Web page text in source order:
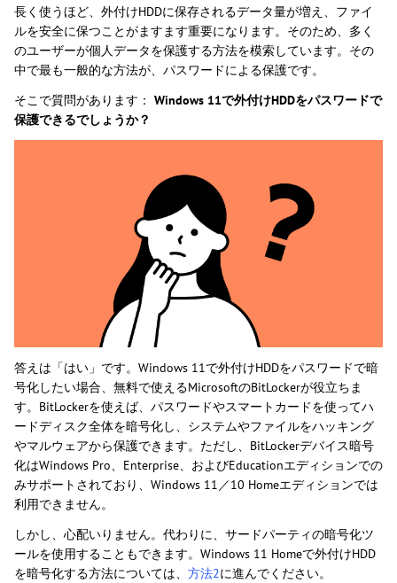
長く使うほど、外付けHDDに保存されるデータ量が増え、ファイ
ルを安全に保つことがますます重要になります。そのため、多く
のユーザーが個人データを保護する方法を模索しています。その
中で最も一般的な方法が、パスワードによる保護です。
そこで質問があります： Windows 11で外付けHDDをパスワードで
保護できるでしょうか？
答えは「はい」です。Windows 11で外付けHDDをパスワードで暗
号化したい場合、無料で使えるMicrosoftのBitLockerが役立ちま
す。BitLockerを使えば、パスワードやスマートカードを使ってハ
ードディスク全体を暗号化し、システムやファイルをハッキング
やマルウェアから保護できます。ただし、BitLockerデバイス暗号
化はWindows Pro、Enterprise、およびEducationエディションでの
みサポートされており、Windows 11／10 Homeエディションでは
利用できません。
しかし、心配いりません。代わりに、サードパーティの暗号化ツ
ールを使用することもできます。Windows 11 Homeで外付けHDD
を暗号化する方法については、 方法2に進んでください。